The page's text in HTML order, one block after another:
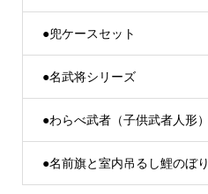
●兜ケースセット
●名武将シリーズ
●わらべ武者（子供武者人形）
●名前旗と室内吊るし鯉のぼり